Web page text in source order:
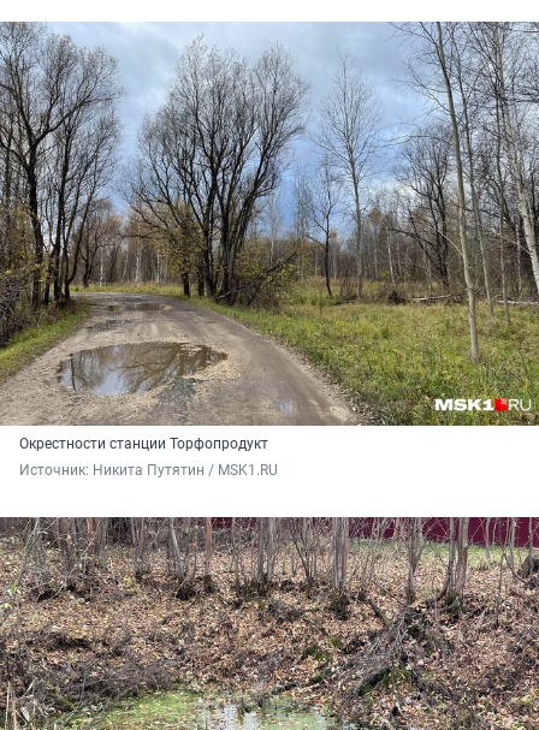
Окрестности станции Торфопродукт
Источник: Никита Путятин / MSK1.RU